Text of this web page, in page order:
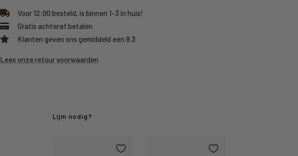
Voor 12:00 besteld, is binnen 1-3 in huis!
Gratis achteraf betalen
Klanten geven ons gemiddeld een 9.3
Lees onze retour voorwaarden
Lijm nodig?